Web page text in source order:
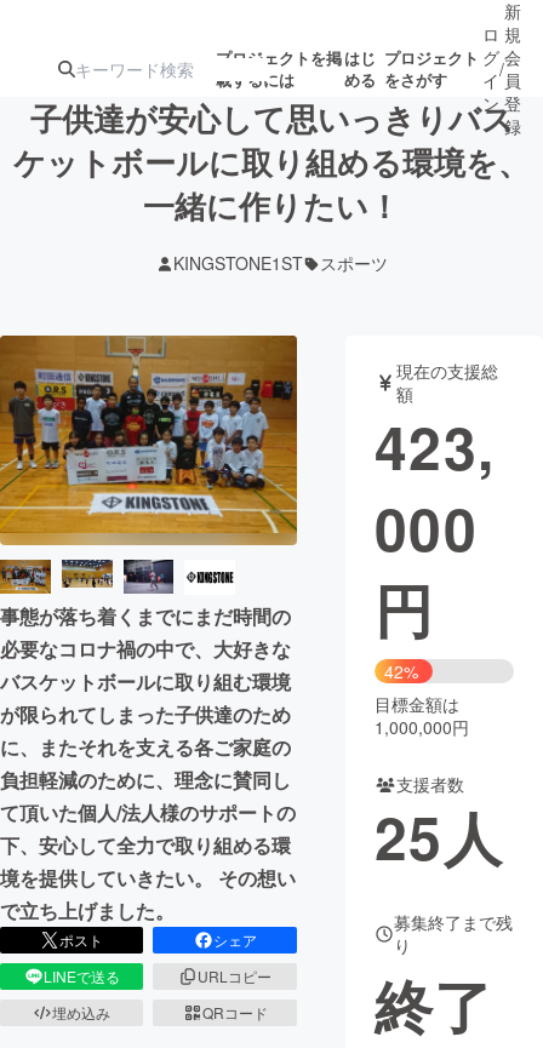
プロジェクトを掲
載するには
はじ
める
プロジェクト
をさがす
注目のリ 注目の新着プロ募集終了が近いプ
テクノロジー・ガジェット
映像・映画 書籍・雑誌
ビジネス・起業 チャレンジ
まちづくり・地域活性化
CAMPFIRE for Social Good
CAMPFIRE Creation
CAMPFIREふるさと納税 machi-ya コミュニティ
ロ
グ
イ
ン
/
新
規
会
員
登
録
子供達が安心して思いっきりバス
ケットボールに取り組める環境を、
一緒に作りたい！
KINGSTONE1ST スポーツ
事態が落ち着くまでにまだ時間の
必要なコロナ禍の中で、大好きな
バスケットボールに取り組む環境
が限られてしまった子供達のため
に、またそれを支える各ご家庭の
負担軽減のために、理念に賛同し
て頂いた個人/法人様のサポートの
下、安心して全力で取り組める環
境を提供していきたい。 その想い
で立ち上げました。
ポスト
シェア
LINEで送る
URLコピー
埋め込み
QRコード
現在の支援総
額
423,
000
円
42%
目標金額は
1,000,000円
支援者数
25人
募集終了まで残
り
終了